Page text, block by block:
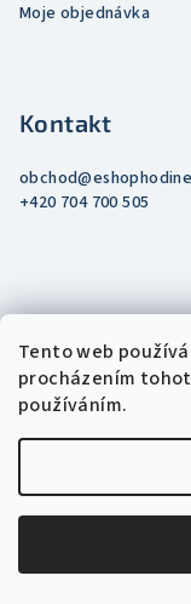
Tento web
procházením
používáním.
Moje objednávka
Kontakt
obchod@
+420 704 700 505
Blog
Kultovní
po nich šílí
25.3.2026